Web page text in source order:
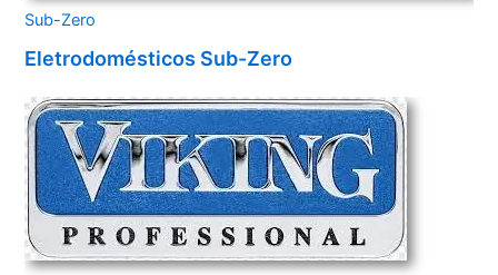
Sub-Zero
Eletrodomésticos Sub-Zero